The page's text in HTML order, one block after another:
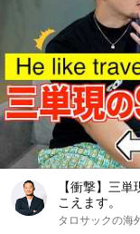
【衝撃】三
こえます。
タロサックの海